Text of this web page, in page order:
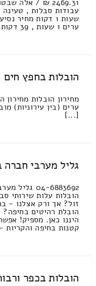
ערים 1 שעות , 39 דקות נפח [...]
הובלות בחפץ חים
מחירון הובלות
ערים (בין עירוניות)
[...]
גליל מערבי חברה
04-6883692
הובלות עלות שירותי
זול? אך ורק אצלנו -
הובלת רהיטים
היננו כאן. מספיק!
קטנות בחיפה
הובלות בכפר